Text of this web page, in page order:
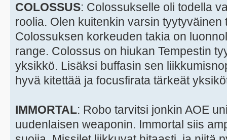
COLOSSUS: Colossukselle oli todella
roolia. Olen kuitenkin varsin
Colossuksen korkeuden takia on
range. Colossus on hiukan Tempestin
yksikkö. Lisäksi buffasin sen
hyvä kitettää ja focusfirata tärkeät
IMMORTAL: Robo tarvitsi jonkin AOE
uudenlaisen weaponin. Immortal siis